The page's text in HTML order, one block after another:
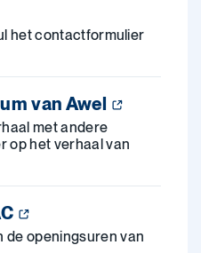
het contactformulier
van Awel
met andere
op het verhaal van
de openingsuren van